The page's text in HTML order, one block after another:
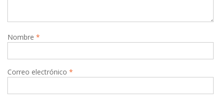
Nombre *
Correo electrónico *